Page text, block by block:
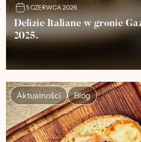
5 CZERWCA 2026
Delizie Italiane w gronie
2025.
Aktualności Blog